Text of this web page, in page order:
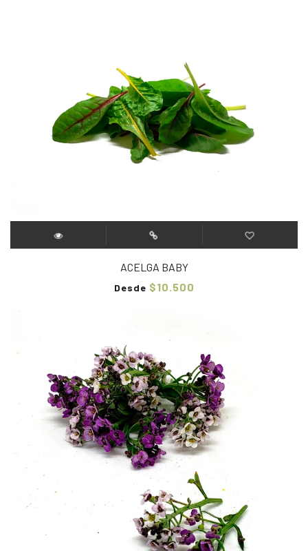
ACELGA BABY
Desde $10.500